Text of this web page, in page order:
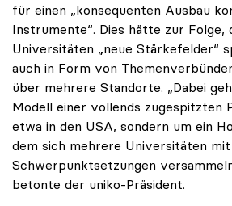
für einen „konsequenten Ausbau
Instrumente“. Dies hätte zur Folge,
Universitäten „neue Stärkefelder“
auch in Form von
über mehrere Standorte. „Dabei
Modell einer vollends zugespitzten
etwa in den USA, sondern um ein
dem sich mehrere Universitäten
Schwerpunktsetzungen
betonte der uniko-Präsident.